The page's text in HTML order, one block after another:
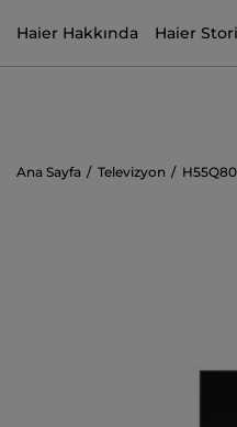
Haier Hakkında Haier
Ana Sayfa Televizyon